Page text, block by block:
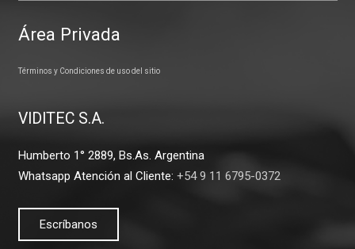
Área Privada
Términos y Condiciones de uso del sitio
VIDITEC S.A.
Humberto 1° 2889, Bs.As. Argentina
Whatsapp Atención al Cliente: +54 9 11 6795-0372
Escríbanos